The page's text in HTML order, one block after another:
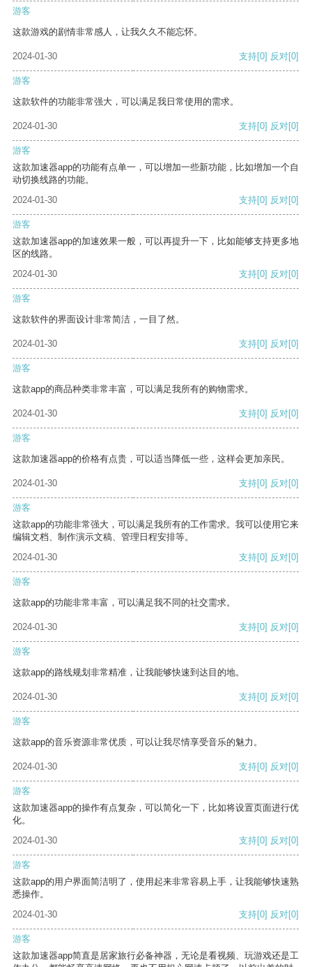
游客
这款游戏的剧情非常感人，让我久久不能忘怀。
2024-01-30 支持[0] 反对[0]
游客
这款软件的功能非常强大，可以满足我日常使用的需求。
2024-01-30 支持[0] 反对[0]
游客
这款加速器app的功能有点单一，可以增加一些新功能，比如增加一个自
动切换线路的功能。
2024-01-30
支持[0] 反对[0]
游客
这款加速器app的加速效果一般，可以再提升一下，比如能够支持更多地
区的线路。
2024-01-30
支持[0] 反对[0]
游客
这款软件的界面设计非常简洁，一目了然。
2024-01-30 支持[0] 反对[0]
游客
这款app的商品种类非常丰富，可以满足我所有的购物需求。
2024-01-30 支持[0] 反对[0]
游客
这款加速器app的价格有点贵，可以适当降低一些，这样会更加亲民。
2024-01-30 支持[0] 反对[0]
游客
这款app的功能非常强大，可以满足我所有的工作需求。我可以使用它来
编辑文档、制作演示文稿、管理日程安排等。
2024-01-30
支持[0] 反对[0]
游客
这款app的功能非常丰富，可以满足我不同的社交需求。
2024-01-30 支持[0] 反对[0]
游客
这款app的路线规划非常精准，让我能够快速到达目的地。
2024-01-30 支持[0] 反对[0]
游客
这款app的音乐资源非常优质，可以让我尽情享受音乐的魅力。
2024-01-30 支持[0] 反对[0]
游客
这款加速器app的操作有点复杂，可以简化一下，比如将设置页面进行优
化。
2024-01-30
支持[0] 反对[0]
游客
这款app的用户界面简洁明了，使用起来非常容易上手，让我能够快速熟
悉操作。
2024-01-30
支持[0] 反对[0]
游客
这款加速器app简直是居家旅行必备神器，无论是看视频、玩游戏还是工